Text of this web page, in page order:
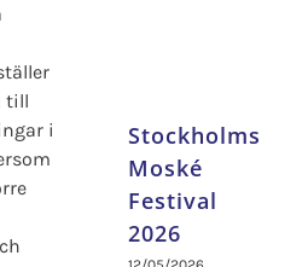
till
i
Stockholms
Moské
Festival
2026